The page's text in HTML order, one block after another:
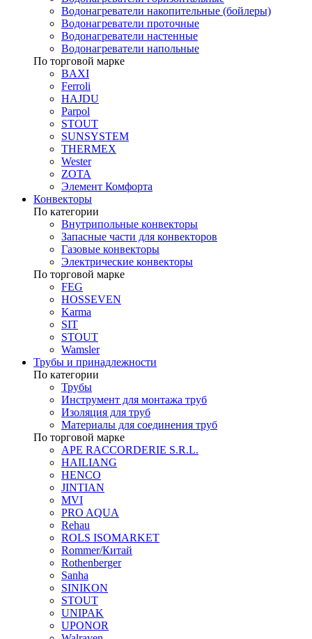
Водонагреватели накопительные (бойлеры)
Водонагреватели проточные
Водонагреватели настенные
Водонагреватели напольные
По торговой марке
BAXI
Ferroli
HAJDU
Parpol
STOUT
SUNSYSTEM
THERMEX
Wester
ZOTA
Элемент Комфорта
Конвекторы
По категории
Внутрипольные конвекторы
Запасные части для конвекторов
Газовые конвекторы
Электрические конвекторы
По торговой марке
FEG
HOSSEVEN
Karma
SIT
STOUT
Wamsler
Трубы и принадлежности
По категории
Трубы
Инструмент для монтажа труб
Изоляция для труб
Материалы для соединения труб
По торговой марке
APE RACCORDERIE S.R.L.
HAILIANG
HENCO
JINTIAN
MVI
PRO AQUA
Rehau
ROLS ISOMARKET
Rommer/Китай
Rothenberger
Sanha
SINIKON
STOUT
UNIPAK
UPONOR